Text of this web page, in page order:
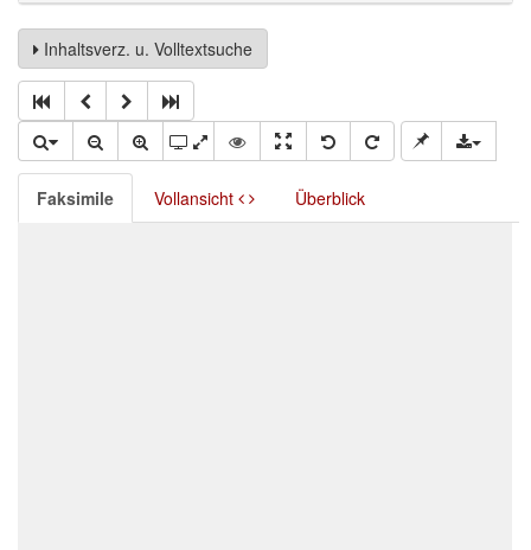
Inhaltsverz. u. Volltextsuche
Faksimile Vollansicht Überblick